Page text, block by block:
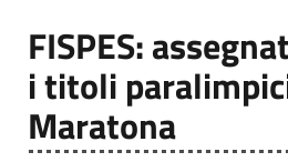
FISPES:
i titoli
Maratona